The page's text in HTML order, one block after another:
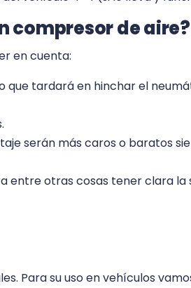
compresor de aire?
en cuenta:
que tardará en hinchar el
serán más caros o baratos
otras cosas tener clara la
Para su uso en vehículos